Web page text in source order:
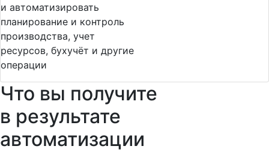
и автоматизировать
планирование и контроль
производства, учет
ресурсов, бухучёт и другие
операции
Что вы получите
в результате
автоматизации